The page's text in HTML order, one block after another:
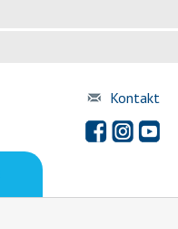
Kontakt